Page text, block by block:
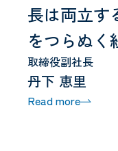
長は両立
をつらぬく
取締役副社長
丹下 恵里
Read more